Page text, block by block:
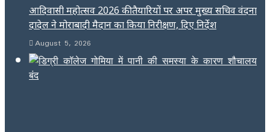
आदिवासी महोत्सव 2026 की तैयारियों पर अपर मुख्य सचिव वंदना
दादेल ने मोराबादी मैदान का किया निरीक्षण, दिए निर्देश
August 5, 2026